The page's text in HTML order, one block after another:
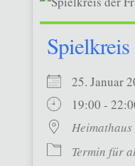
Spielkreis
25. Januar
19:00 -
Heimathaus
Termin für